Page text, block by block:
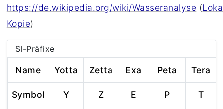
https://de.wikipedia.org/wiki/Wasseranalyse (
Kopie)
SI-Präfixe
Name Yotta Zetta Exa Peta Tera
Symbol Y Z E P T